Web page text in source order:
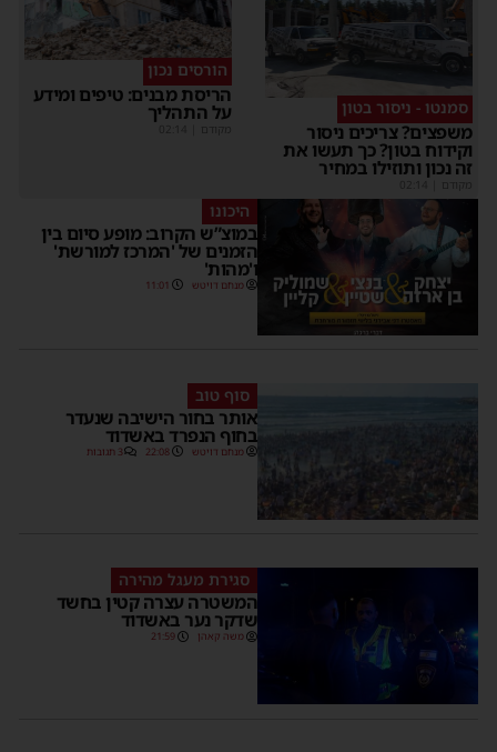
סמנטו - ניסור בטון
משפצים? צריכים ניסור
וקידוח בטון? כך תעשו את
זה נכון ותוזילו במחיר
מקודם
הורסים נכון
הריסת מבנים: טיפים ומידע
על התהליך
מקודם
היכונו
במוצ”ש הקרוב: מופע סיום בין
הזמנים של 'המרכז למורשת'
ו'מהות'
מנחם דויטש 11:01
סוף טוב
אותר בחור הישיבה שנעדר
בחוף הנפרד באשדוד
מנחם דויטש 22:08 3 תגובות
סגירת מעגל מהירה
המשטרה עצרה קטין בחשד
שדקר נער באשדוד
משה קאהן 21:59